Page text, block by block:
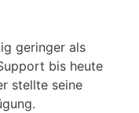
geringer als
bis heute
stellte seine